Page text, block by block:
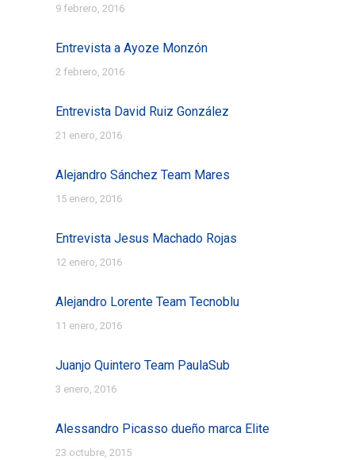
9 febrero, 2016
Entrevista a Ayoze Monzón
2 febrero, 2016
Entrevista David Ruiz González
21 enero, 2016
Alejandro Sánchez Team Mares
15 enero, 2016
Entrevista Jesus Machado Rojas
12 enero, 2016
Alejandro Lorente Team Tecnoblu
11 enero, 2016
Juanjo Quintero Team PaulaSub
3 enero, 2016
Alessandro Picasso dueño marca Elite
23 octubre, 2015